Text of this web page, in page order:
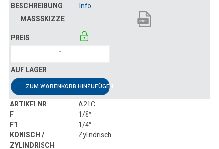
Info
ZUM WARENKORB HINZUFÜGEN
A21C
1/8″
1/4″
Zylindrisch